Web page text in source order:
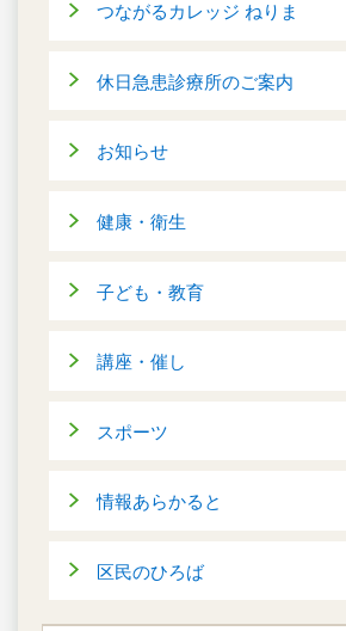
つながるカレッジ ねりま
休日急患診療所のご案内
お知らせ
健康・衛生
子ども・教育
講座・催し
スポーツ
情報あらかると
区民のひろば